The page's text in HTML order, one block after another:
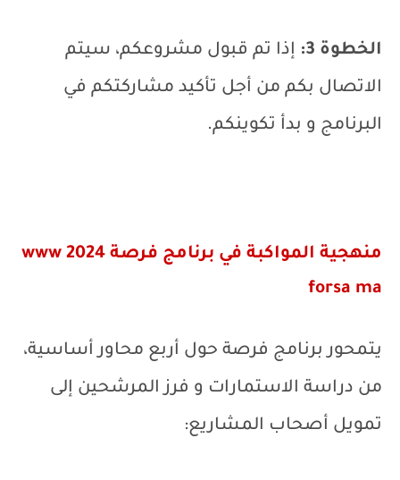
الخطوة 3:
إذا تم قبول مشروعكم، سيتم
الاتصال بكم من أجل تأكيد مشاركتكم في
البرنامج و بدأ تكوينكم.
منهجية المواكبة في برنامج فرصة 2024
www
forsa ma
يتمحور برنامج فرصة حول أربع محاور أساسية،
من دراسة الاستمارات و فرز المرشحين إلى
تمويل أصحاب المشاريع: